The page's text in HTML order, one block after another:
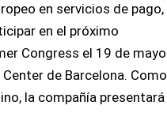
en servicios de pago,
en el próximo
Congress el 19 de mayo
de Barcelona. Como
la compañía presentará